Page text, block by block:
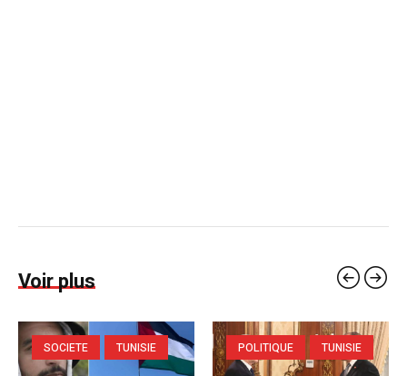
Voir plus
SOCIETE TUNISIE POLITIQUE TUNISIE